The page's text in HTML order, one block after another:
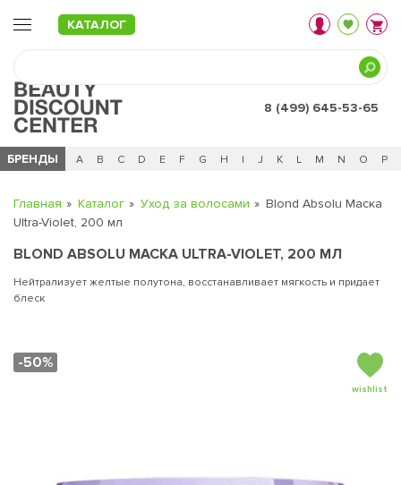
КАТАЛОГ
8 (499) 645-53-65
БРЕНДЫ
Ч 0 - 9 A B C D E F G H I J K L M N O P
Главная Каталог Уход за волосами
Blond Absolu Маска
Ultra-Violet, 200 мл
BLOND ABSOLU МАСКА ULTRA-VIOLET, 200 МЛ
Нейтрализует желтые полутона, восстанавливает мягкость и придает
блеск
-50%
wishlist